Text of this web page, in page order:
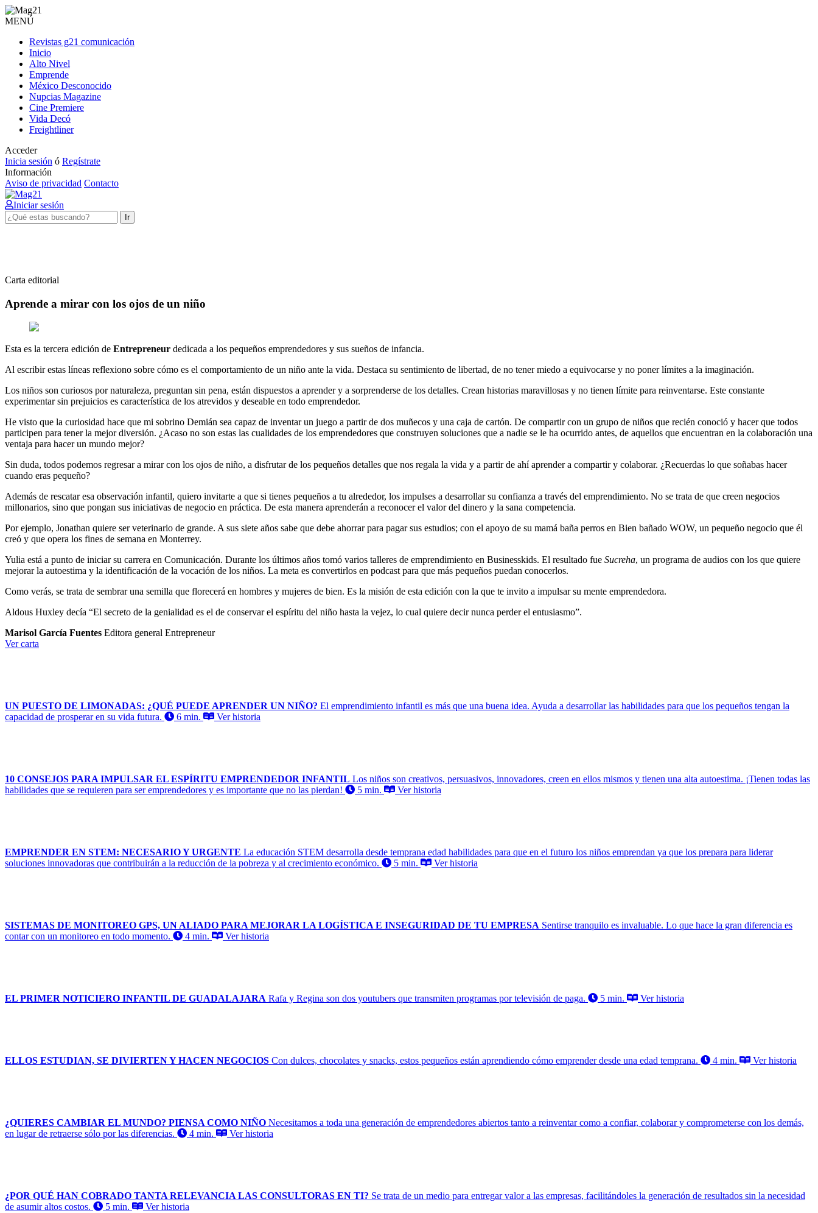
MENÚ
Revistas g21 comunicación
Inicio
Alto Nivel
Emprende
México Desconocido
Nupcias Magazine
Cine Premiere
Vida Decó
Freightliner
Acceder
Inicia sesión ó Regístrate
Información
Aviso de privacidad Contacto
Iniciar sesión
Ir
Carta editorial
Aprende a mirar con los ojos de un niño
Esta es la tercera edición de Entrepreneur dedicada a los pequeños emprendedores y sus sueños de infancia.
Al escribir estas líneas reflexiono sobre cómo es el comportamiento de un niño ante la vida. Destaca su sentimiento de libertad, de no tener miedo a equivocarse y no poner límites a la imaginación.
Los niños son curiosos por naturaleza, preguntan sin pena, están dispuestos a aprender y a sorprenderse de los detalles. Crean historias maravillosas y no tienen límite para reinventarse. Este constante
experimentar sin prejuicios es característica de los atrevidos y deseable en todo emprendedor.
He visto que la curiosidad hace que mi sobrino Demián sea capaz de inventar un juego a partir de dos muñecos y una caja de cartón. De compartir con un grupo de niños que recién conoció y hacer que todos
participen para tener la mejor diversión. ¿Acaso no son estas las cualidades de los emprendedores que construyen soluciones que a nadie se le ha ocurrido antes, de aquellos que encuentran en la colaboración una
ventaja para hacer un mundo mejor?
Sin duda, todos podemos regresar a mirar con los ojos de niño, a disfrutar de los pequeños detalles que nos regala la vida y a partir de ahí aprender a compartir y colaborar. ¿Recuerdas lo que soñabas hacer
cuando eras pequeño?
Además de rescatar esa observación infantil, quiero invitarte a que si tienes pequeños a tu alrededor, los impulses a desarrollar su confianza a través del emprendimiento. No se trata de que creen negocios
millonarios, sino que pongan sus iniciativas de negocio en práctica. De esta manera aprenderán a reconocer el valor del dinero y la sana competencia.
Por ejemplo, Jonathan quiere ser veterinario de grande. A sus siete años sabe que debe ahorrar para pagar sus estudios; con el apoyo de su mamá baña perros en Bien bañado WOW, un pequeño negocio que él
creó y que opera los fines de semana en Monterrey.
Yulia está a punto de iniciar su carrera en Comunicación. Durante los últimos años tomó varios talleres de emprendimiento en Businesskids. El resultado fue Sucreha, un programa de audios con los que quiere
mejorar la autoestima y la identificación de la vocación de los niños. La meta es convertirlos en podcast para que más pequeños puedan conocerlos.
Como verás, se trata de sembrar una semilla que florecerá en hombres y mujeres de bien. Es la misión de esta edición con la que te invito a impulsar su mente emprendedora.
Aldous Huxley decía “El secreto de la genialidad es el de conservar el espíritu del niño hasta la vejez, lo cual quiere decir nunca perder el entusiasmo”.
Marisol García Fuentes Editora general Entrepreneur
Ver carta
UN PUESTO DE LIMONADAS: ¿QUÉ PUEDE APRENDER UN NIÑO? El emprendimiento infantil es más que una buena idea. Ayuda a desarrollar las habilidades para que los pequeños tengan la
capacidad de prosperar en su vida futura.
6 min. Ver historia
10 CONSEJOS PARA IMPULSAR EL ESPÍRITU EMPRENDEDOR INFANTIL Los niños son creativos, persuasivos, innovadores, creen en ellos mismos y tienen una alta autoestima. ¡Tienen todas las
habilidades que se requieren para ser emprendedores y es importante que no las pierdan!
5 min. Ver historia
EMPRENDER EN STEM: NECESARIO Y URGENTE La educación STEM desarrolla desde temprana edad habilidades para que en el futuro los niños emprendan ya que los prepara para liderar
soluciones innovadoras que contribuirán a la reducción de la pobreza y al crecimiento económico.
5 min. Ver historia
SISTEMAS DE MONITOREO GPS, UN ALIADO PARA MEJORAR LA LOGÍSTICA E INSEGURIDAD DE TU EMPRESA Sentirse tranquilo es invaluable. Lo que hace la gran diferencia es
contar con un monitoreo en todo momento.
4 min. Ver historia
EL PRIMER NOTICIERO INFANTIL DE GUADALAJARA Rafa y Regina son dos youtubers que transmiten programas por televisión de paga. 5 min. Ver historia
ELLOS ESTUDIAN, SE DIVIERTEN Y HACEN NEGOCIOS Con dulces, chocolates y snacks, estos pequeños están aprendiendo cómo emprender desde una edad temprana. 4 min. Ver historia
¿QUIERES CAMBIAR EL MUNDO? PIENSA COMO NIÑO Necesitamos a toda una generación de emprendedores abiertos tanto a reinventar como a confiar, colaborar y comprometerse con los demás,
en lugar de retraerse sólo por las diferencias.
4 min. Ver historia
¿POR QUÉ HAN COBRADO TANTA RELEVANCIA LAS CONSULTORAS EN TI? Se trata de un medio para entregar valor a las empresas, facilitándoles la generación de resultados sin la necesidad
de asumir altos costos.
5 min. Ver historia